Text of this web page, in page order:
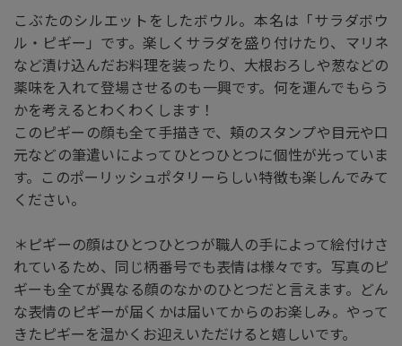
こぶたのシルエットをしたボウル。本名は「サラダボウ
ル・ピギー」です。楽しくサラダを盛り付けたり、マリネ
など漬け込んだお料理を装ったり、大根おろしや葱などの
薬味を入れて登場させるのも一興です。何を運んでもらう
かを考えるとわくわくします！
このピギーの顔も全て手描きで、頬のスタンプや目元や口
元などの筆遣いによってひとつひとつに個性が光っていま
す。このポーリッシュポタリーらしい特徴も楽しんでみて
ください。
＊ピギーの顔はひとつひとつが職人の手によって絵付けさ
れているため、同じ柄番号でも表情は様々です。写真のピ
ギーも全てが異なる顔のなかのひとつだと言えます。どん
な表情のピギーが届くかは届いてからのお楽しみ。やって
きたピギーを温かくお迎えいただけると嬉しいです。